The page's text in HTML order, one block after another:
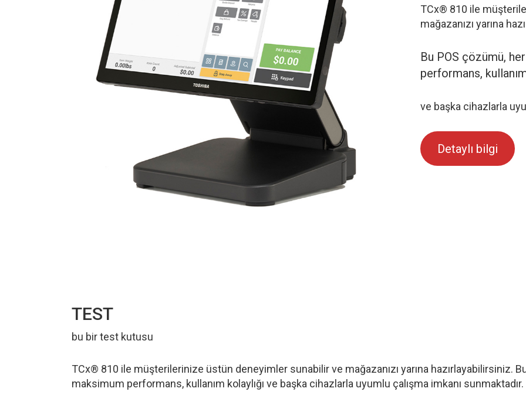
TCx® 810 ile
mağazanızı yarına
Bu POS çözümü,
performans,
ve başka cihazlarla
Detaylı bilgi
TEST
bu bir test kutusu
TCx® 810 ile müşterilerinize üstün deneyimler sunabilir ve mağazanızı yarına hazırlayabilirsiniz.
maksimum performans, kullanım kolaylığı ve başka cihazlarla uyumlu çalışma imkanı sunmaktadır.